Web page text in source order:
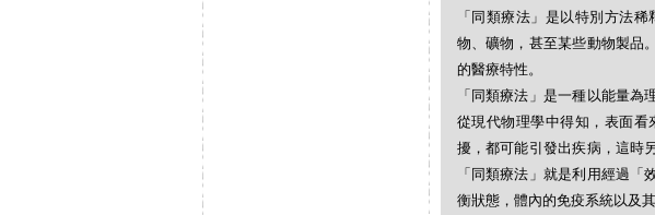
「同類療法」是以特別方法
物、礦物，甚至某些動物製品
的醫療特性。
「同類療法」是一種以能量
從現代物理學中得知，表面
擾，都可能引發出疾病，這時
「同類療法」就是利用經過
衡狀態，體內的免疫系統以及